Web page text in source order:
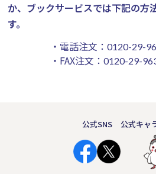
か、ブックサービスでは下記の方
す。
・電話注文： 0120-29-
・FAX注文： 0120-29-
公式SNS 公式キャ